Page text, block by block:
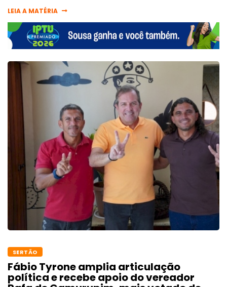
LEIA A MATÉRIA
SERTÃO
Fábio Tyrone amplia articulação
política e recebe apoio do vereador